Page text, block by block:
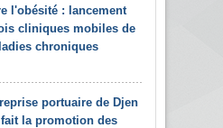
l'obésité : lancement
cliniques mobiles de
chroniques
portuaire de Djen
fait la promotion des